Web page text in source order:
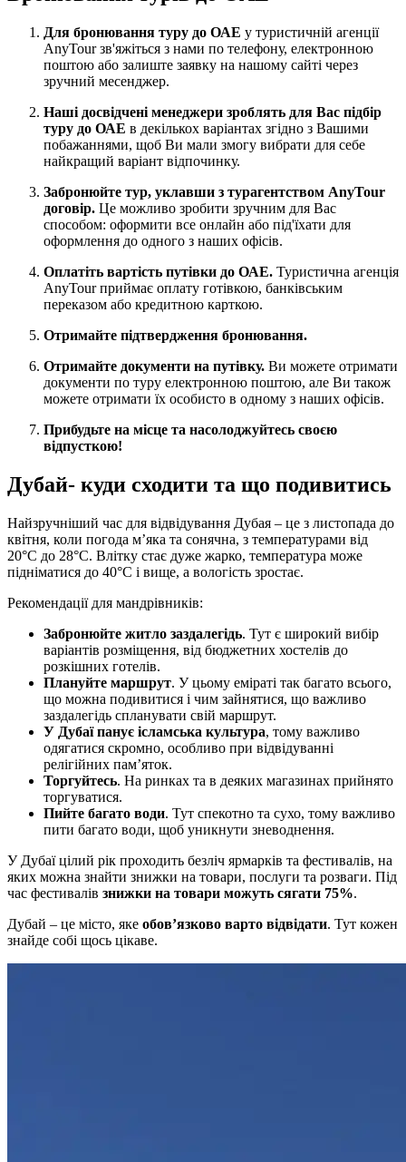
Для бронювання туру до ОАЕ у туристичній агенції
AnyTour зв'яжіться з нами по телефону, електронною
поштою або залиште заявку на нашому сайті через
зручний месенджер.
Наші досвідчені менеджери зроблять для Вас підбір
туру до ОАЕ в декількох варіантах згідно з Вашими
побажаннями, щоб Ви мали змогу вибрати для себе
найкращий варіант відпочинку.
Забронюйте тур, уклавши з турагентством AnyTour
договір. Це можливо зробити зручним для Вас
способом: оформити все онлайн або під'їхати для
оформлення до одного з наших офісів.
Оплатіть вартість путівки до ОАЕ. Туристична агенція
AnyTour приймає оплату готівкою, банківським
переказом або кредитною карткою.
Отримайте підтвердження бронювання.
Отримайте документи на путівку. Ви можете отримати
документи по туру електронною поштою, але Ви також
можете отримати їх особисто в одному з наших офісів.
Прибудьте на місце та насолоджуйтесь своєю
відпусткою!
Дубай- куди сходити та що подивитись
Найзручніший час для відвідування Дубая – це з листопада до
квітня, коли погода м’яка та сонячна, з температурами від
20°C до 28°C. Влітку стає дуже жарко, температура може
підніматися до 40°C і вище, а вологість зростає.
Рекомендації для мандрівників:
Забронюйте житло заздалегідь. Тут є широкий вибір
варіантів розміщення, від бюджетних хостелів до
розкішних готелів.
Плануйте маршрут. У цьому еміраті так багато всього,
що можна подивитися і чим зайнятися, що важливо
заздалегідь спланувати свій маршрут.
У Дубаї панує ісламська культура, тому важливо
одягатися скромно, особливо при відвідуванні
релігійних пам’яток.
Торгуйтесь. На ринках та в деяких магазинах прийнято
торгуватися.
Пийте багато води. Тут спекотно та сухо, тому важливо
пити багато води, щоб уникнути зневоднення.
У Дубаї цілий рік проходить безліч ярмарків та фестивалів, на
яких можна знайти знижки на товари, послуги та розваги. Під
час фестивалів знижки на товари можуть сягати 75%.
Дубай – це місто, яке обов’язково варто відвідати. Тут кожен
знайде собі щось цікаве.